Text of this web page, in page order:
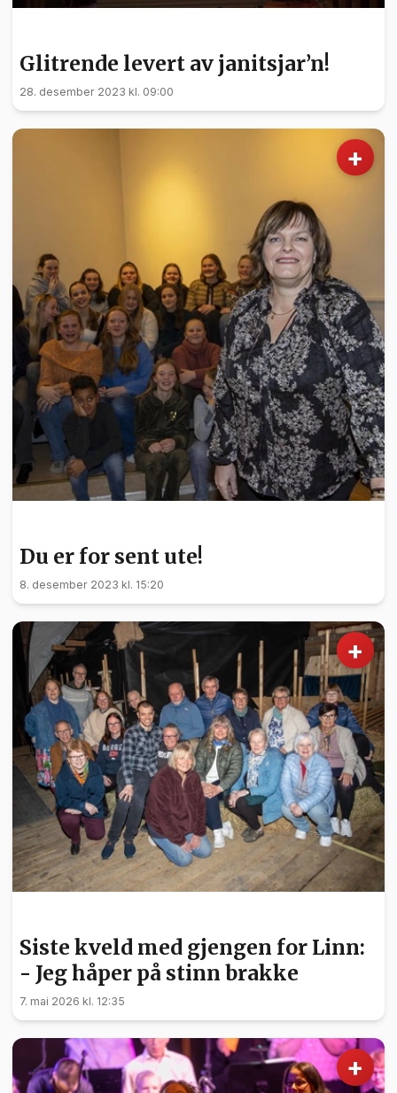
Glitrende levert av janitsjar’n!
28. desember 2023 kl. 09:00
+
Du er for sent ute!
8. desember 2023 kl. 15:20
+
Siste kveld med gjengen for Linn:
- Jeg håper på stinn brakke
7. mai 2026 kl. 12:35
+